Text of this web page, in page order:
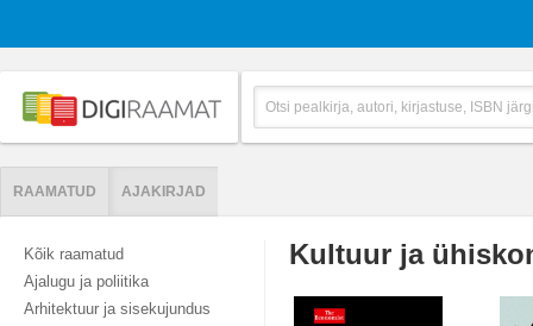
RAAMATUD AJAKIRJAD
Kõik raamatud
Ajalugu ja poliitika
Arhitektuur ja sisekujundus
Kultuur ja